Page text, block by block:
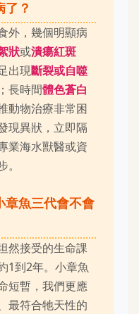
？
外，幾個明顯病
狀或潰瘍紅斑
出現斷裂或自噬
長時間體色蒼白
動物治療非常困
現異狀，立即隔
業海水獸醫或資
章魚三代會不會
然接受的生命課
1到2年。小章魚
短暫，我們更應
最符合牠天性的